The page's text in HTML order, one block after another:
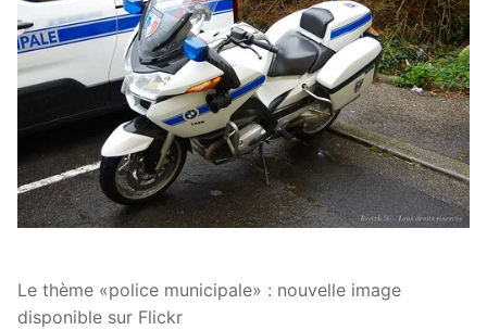
Le thème «police municipale» : nouvelle image
disponible sur Flickr